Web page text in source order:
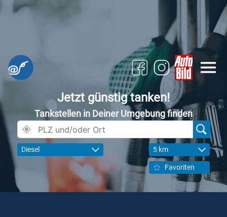
Jetzt günstig tanken!
Tankstellen in Deiner Umgebung finden
Diesel 5 km
Favoriten